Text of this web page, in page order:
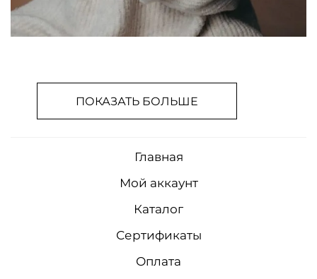
ПОКАЗАТЬ БОЛЬШЕ
Главная
Мой аккаунт
Каталог
Сертификаты
Оплата